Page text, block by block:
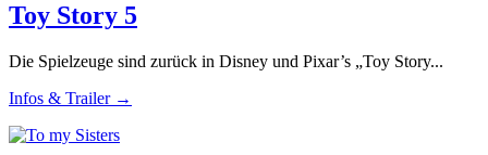
Toy Story 5
Die Spielzeuge sind zurück in Disney und Pixar’s „Toy Story...
Infos & Trailer →